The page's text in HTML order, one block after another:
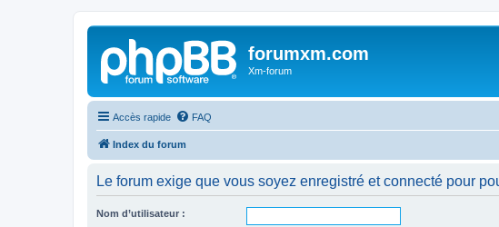
forumxm.com
Xm-forum
Accès rapide FAQ
Index du forum
Le forum exige que vous soyez enregistré et connecté pour
Nom d’utilisateur :